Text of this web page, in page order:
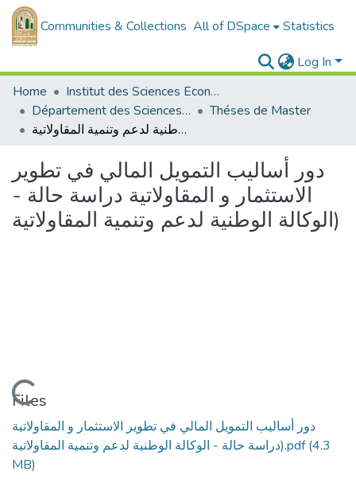
Communities & Collections All of DSpace Statistics
Log In
Home
Institut des Sciences Economiques, Commerciales et des Sciences de Gestion
Département des Sciences de Gestion
Théses de Master
دور أساليب التمويل المالي في تطوير الاستثمار و المقاولاتية دراسة حالة - الوكالة الوطنية لدعم وتنمية المقاولاتية)
دور أساليب التمويل المالي في تطوير
الاستثمار و المقاولاتية دراسة حالة -
الوكالة الوطنية لدعم وتنمية المقاولاتية)
Loading...
Files
دور أساليب التمويل المالي في تطوير الاستثمار و المقاولاتية
دراسة حالة - الوكالة الوطنية لدعم وتنمية المقاولاتية).pdf(4.3
MB)